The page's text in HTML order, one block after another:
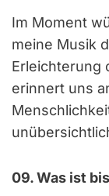
Im Moment
meine Musik
Erleichterung
erinnert uns
09. Was ist